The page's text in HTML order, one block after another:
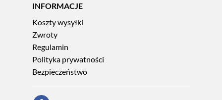
INFORMACJE
Koszty wysyłki
Zwroty
Regulamin
Polityka prywatności
Bezpieczeństwo